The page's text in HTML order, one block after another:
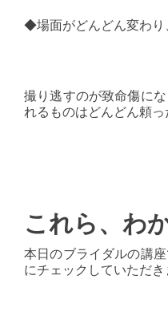
◆場面がどんどん変わり
撮り逃すのが致命傷に
れるものはどんどん頼っ
これら、わ
本日のブライダルの講
にチェックしていただき